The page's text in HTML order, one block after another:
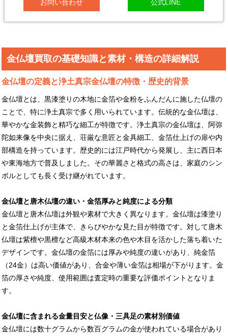
お問い合わせ 公式LINE
金仏壇買取の基礎知識と素材・構造の詳細解説
金仏壇の定義と浄土真宗金仏壇の特徴・歴史的背景
金仏壇とは、黒漆塗りの木地に金箔や金粉をふんだんに施した仏壇の
ことで、特に浄土真宗で多く用いられています。伝統的な金仏壇は、
華やかな金装飾と精巧な細工が特徴です。浄土真宗の金仏壇は、阿弥
陀如来像を中央に据え、荘厳な意匠と金具細工、金箔仕上げの扉や内
部構造を持っています。歴史的には江戸時代から発展し、主に西日本
や東海地方で普及しました。その華麗さと格式の高さは、家庭のシン
ボルとしても長く受け継がれています。
金仏壇と唐木仏壇の違い・金箔厚みと純度による分類
金仏壇と唐木仏壇は外観や素材で大きく異なります。金仏壇は漆塗り
と金箔仕上げが主体で、きらびやかな見た目が特徴です。対して唐木
仏壇は紫檀や黒檀など高級木材本来の色や木目を活かした落ち着いた
デザインです。金仏壇の金箔には厚みや純度の違いがあり、純金箔
（24金）は高い価値があり、合金や薄い金箔は相場が下がります。金
箔の厚さや純度、使用範囲は査定時の重要な評価ポイントとなりま
す。
金仏壇に含まれる金量目安と仏像・三具足の素材別価値
金仏壇には数十グラムから数百グラムの金が使われている場合があり